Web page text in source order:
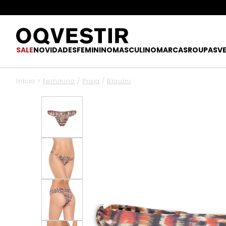
SALENOVIDADESFEMININOMASCULINOMARCASROUPAS
Início > Feminino / Praia / Biquíni